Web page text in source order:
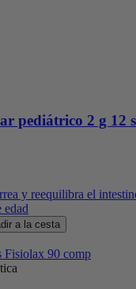
pediátrico 2 g 12
y reequilibra el
edad
a la cesta